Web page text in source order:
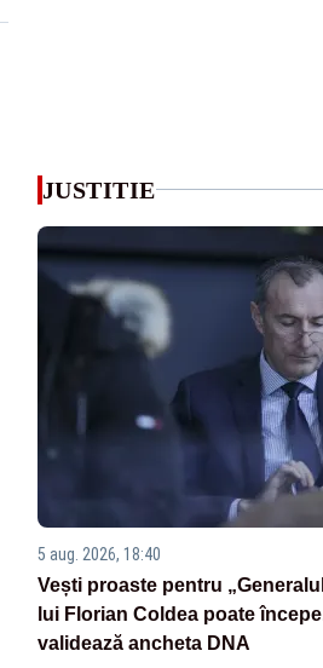
JUSTITIE
5 aug. 2026, 18:40
Vești proaste pentru
lui Florian Coldea poate
validează ancheta DNA